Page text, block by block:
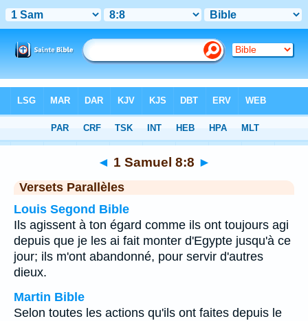
Chapitre 8> Verset 8
◄ 1 Samuel 8:8 ►
Versets Parallèles
Louis Segond Bible
Ils agissent à ton égard comme ils ont toujours agi
depuis que je les ai fait monter d'Egypte jusqu'à ce
jour; ils m'ont abandonné, pour servir d'autres
dieux.
Martin Bible
Selon toutes les actions qu'ils ont faites depuis le